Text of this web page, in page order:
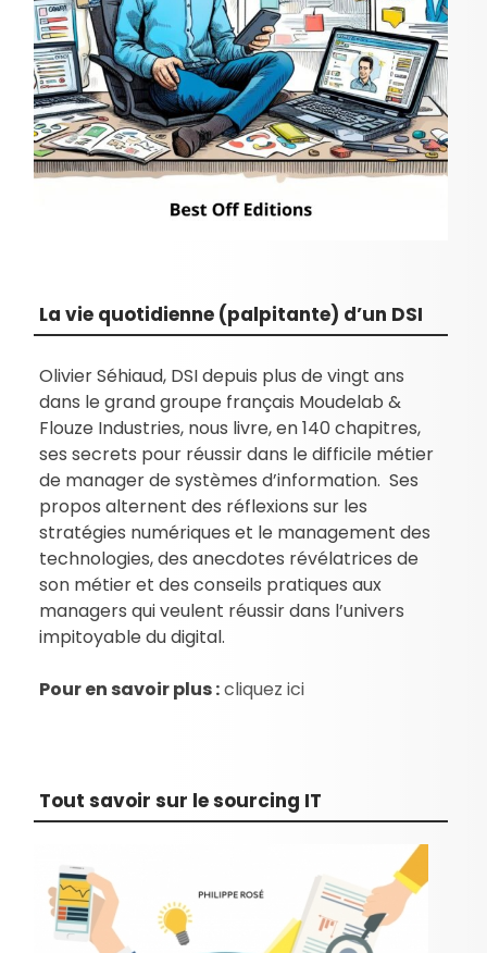
La vie quotidienne (palpitante) d’un DSI
Olivier Séhiaud, DSI depuis plus de vingt ans
dans le grand groupe français Moudelab &
Flouze Industries, nous livre, en 140 chapitres,
ses secrets pour réussir dans le difficile métier
de manager de systèmes d’information. Ses
propos alternent des réflexions sur les
stratégies numériques et le management des
technologies, des anecdotes révélatrices de
son métier et des conseils pratiques aux
managers qui veulent réussir dans l’univers
impitoyable du digital.
Pour en savoir plus :cliquez ici
Tout savoir sur le sourcing IT